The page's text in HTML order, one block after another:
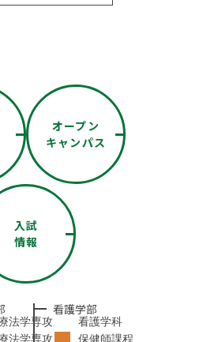
オープン
キャンパス
入試
情報
法学専攻
法学専攻
看護学部
看護学科
保健師課程